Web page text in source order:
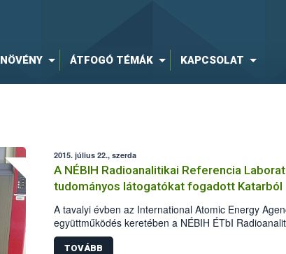
NÖVÉNY ÁTFOGÓ TÉMÁK KAPCSOLAT
2015. július 22., szerda
A NÉBIH Radioanalitikai Referencia
tudományos látogatókat fogadott Katarból
A tavalyi évben az International Atomic Energy
együttműködés keretében a NÉBIH ÉTbI
Laboratórium tudományos látogatókat fogadott
TOVÁBB